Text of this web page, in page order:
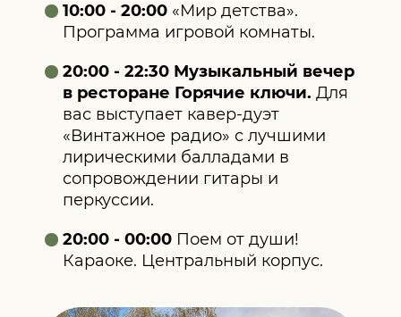
10:00 - 20:00 «Мир детства».
Программа игровой комнаты.
20:00 - 22:30 Музыкальный вечер
в ресторане Горячие ключи. Для
вас выступает кавер-дуэт
«Винтажное радио» с лучшими
лирическими балладами в
сопровождении гитары и
перкуссии.
20:00 - 00:00 Поем от души!
Караоке. Центральный корпус.